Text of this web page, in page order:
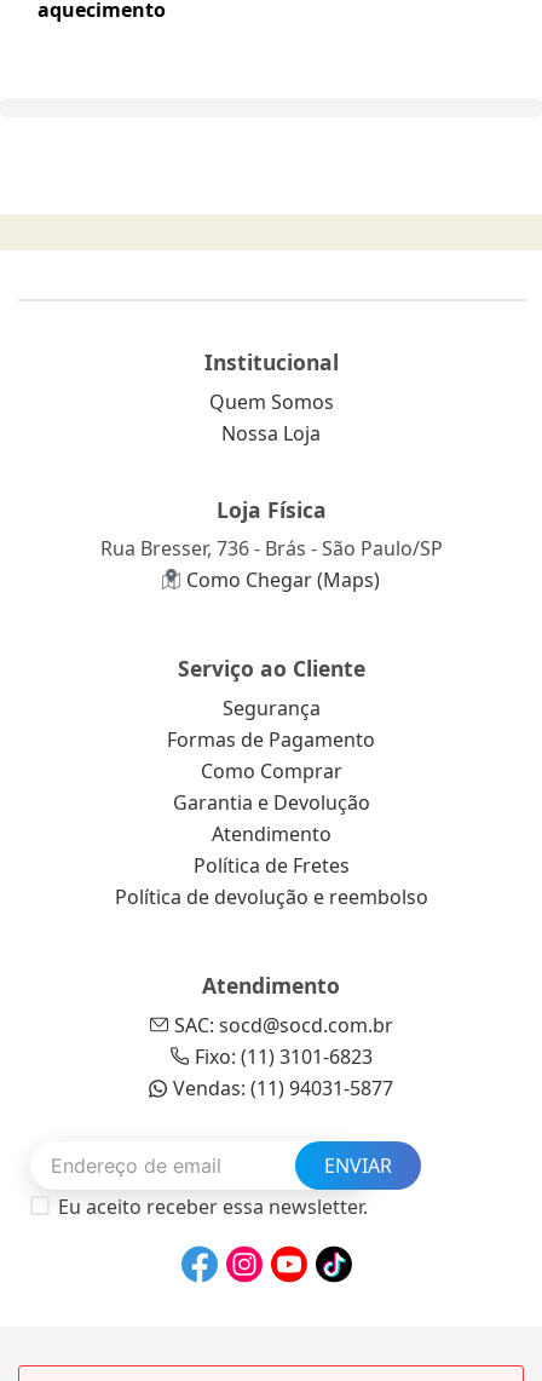
aquecimento
Institucional
Quem Somos
Nossa Loja
Loja Física
Rua Bresser, 736 - Brás - São Paulo/SP
Como Chegar (Maps)
Serviço ao Cliente
Segurança
Formas de Pagamento
Como Comprar
Garantia e Devolução
Atendimento
Política de Fretes
Política de devolução e reembolso
Atendimento
SAC: socd@socd.com.br
Fixo: (11) 3101-6823
Vendas: (11) 94031-5877
ENVIAR
Eu aceito receber essa newsletter.